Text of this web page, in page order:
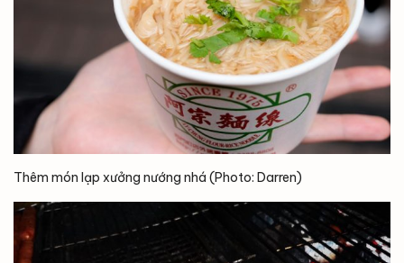
Thêm món lạp xưởng nướng nhá (Photo: Darren)